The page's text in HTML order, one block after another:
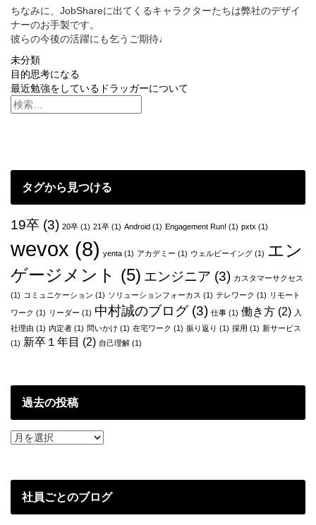
ちなみに、JobShareに出てくるキャラクターたちは弊社のデザイ
ナーのお手製です。
彼らの今後の活躍にも乞うご期待♩
未分類
投
稿
ゲ
ー
シ
ョ
ン
目的思考になる
最近勉強をしているドラッガーについて
タグから見つける
19卒 (3) 20卒 (1) 21卒 (1) Android (1) Engagement Run! (1) pxtx (1)
wevox (8) yenta (1) アカデミー (1) ウェルビーイング (1) エン
ゲージメント (5) エンジニア (3) カスタマーサクセス
(1) コミュニケーション (1) ソリューションフォーカス (1) テレワーク (1) リモート
ワーク (1) リーダー (1) 中村誠のブログ(3) 仕事 (1) 働き方 (2) 入
社理由 (1) 内定者 (1) 問いかけ (1) 在宅ワーク (1) 振り返り (1) 採用 (1) 新サービス
(1) 新卒１年目 (2) 自己理解 (1)
過去の投稿
過
投
社員ごとのブログ